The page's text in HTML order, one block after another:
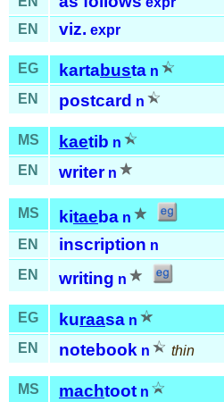
EN
viz. expr
EG kartabusta n
EN postcard n
MS kaetib n
EN writer n
MS kitaeba n
EN inscription n
EN
writing n
EG kuraasa n
EN notebook n thin
MS machtoot n